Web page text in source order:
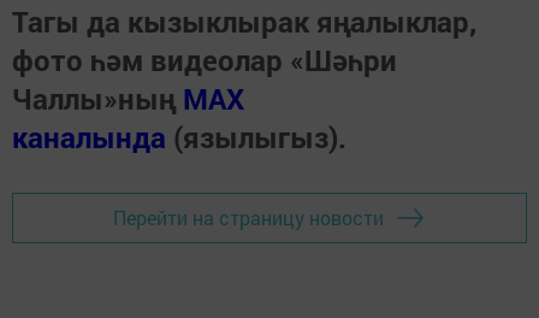
Тагы да кызыклырак яңалыклар,
фото һәм видеолар «Шәһри
Чаллы»ның MAX
каналында (язылыгыз).
Перейти на страницу новости